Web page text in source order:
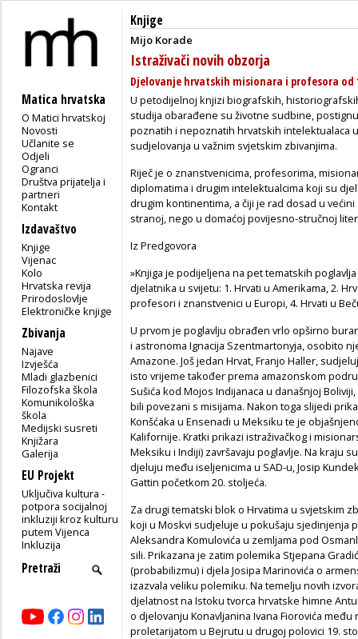
Matica hrvatska
O Matici hrvatskoj
Novosti
Učlanite se
Odjeli
Ogranci
Društva prijatelja i
partneri
Kontakt
Izdavaštvo
Knjige
Vijenac
Kolo
Hrvatska revija
Prirodoslovlje
Elektroničke knjige
Zbivanja
Najave
Izvješća
Mladi glazbenici
Filozofska škola
Komunikološka
škola
Medijski susreti
Knjižara
Galerija
EU Projekt
Uključiva kultura -
potpora socijalnoj
inkluziji kroz kulturu
putem Vijenca
Inkluzija
Knjige
Mijo Korade
Istraživači novih obzorja
Djelovanje hrvatskih misionara i profesora od
U petodijelnoj knjizi biografskih,
studija obarađene su životne sudbine,
poznatih i nepoznatih hrvatskih intelektualaca
sudjelovanja u važnim svjetskim zbivanjima.
Riječ je o znanstvenicima, profesorima,
diplomatima i drugim intelektualcima koji su
drugim kontinentima, a čiji je rad dosad u
stranoj, nego u domaćoj povijesno-stručnoj
Iz Predgovora
»Knjiga je podijeljena na pet tematskih
djelatnika u svijetu: 1. Hrvati u Amerikama, 2.
profesori i znanstvenici u Europi, 4. Hrvati u
U prvom je poglavlju obrađen vrlo opširno
i astronoma Ignacija Szentmartonyja, osobito
Amazone. Još jedan Hrvat, Franjo Haller,
isto vrijeme također prema amazonskom
Sušića kod Mojos Indijanaca u današnjoj
bili povezani s misijama. Nakon toga slijedi
Konšćaka u Ensenadi u Meksiku te je
Kalifornije. Kratki prikazi istraživačkog i
Meksiku i Indiji) završavaju poglavlje. Na kraju
djeluju među iseljenicima u SAD-u, Josip
Gattin početkom 20. stoljeća.
Za drugi tematski blok o Hrvatima u svjetskim
koji u Moskvi sudjeluje u pokušaju sjedinjenja
Aleksandra Komulovića u zemljama pod
sili. Prikazana je zatim polemika Stje­pana
(probabilizmu) i djela Josipa Marinovića o
izazvala veliku polemiku. Na temelju novih
dje­latnost na Istoku tvorca hrvatske himne
o djelovanju Konavljanina Ivana Fiorovića
proletarijatom u Bejrutu u drugoj polovici 19.